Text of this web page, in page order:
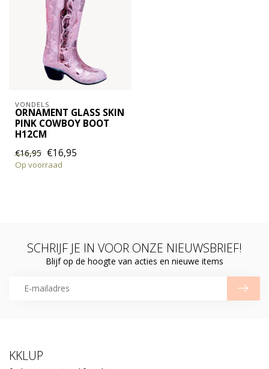
VONDELS
ORNAMENT GLASS SKIN
PINK COWBOY BOOT
H12CM
€16,95 €16,95
Op voorraad
SCHRIJF JE IN VOOR ONZE NIEUWSBRIEF!
Blijf op de hoogte van acties en nieuwe items
KKLUP